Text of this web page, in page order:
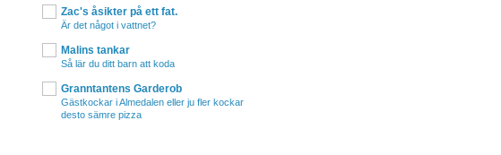
Zac's åsikter på ett fat.
Är det något i vattnet?
Malins tankar
Så lär du ditt barn att koda
Granntantens Garderob
Gästkockar i Almedalen eller ju fler kockar
desto sämre pizza